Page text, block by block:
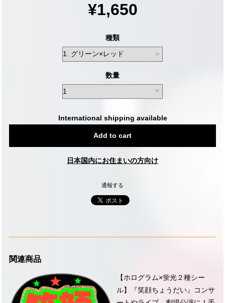
¥1,650
種類
数量
International shipping available
Add to cart
日本国内にお住まいの方向け
通報する
関連商品
【ホログラム×蛍光２種シー
ル】『笑顔ちょうだい』コンサ